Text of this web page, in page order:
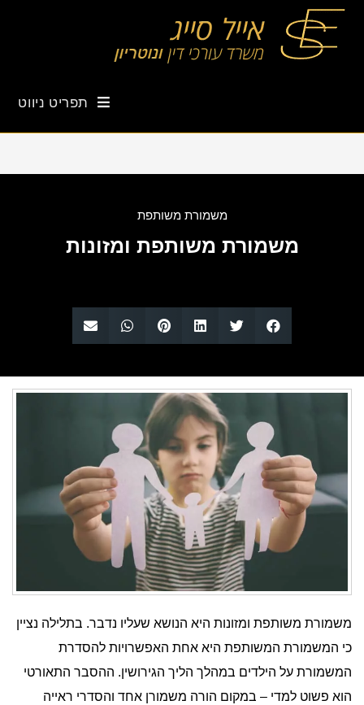
תפריט ניווט
משמורת משותפת
משמורת משותפת ומזונות
משמורת משותפת ומזונות היא הנושא שעליו נדבר. בתלילה נציין
כי המשמורת המשותפת היא אחת האפשרויות להסדרת
המשמורת על הילדים במהלך הליך הגירושין. ההסבר התאורטי
הוא פשוט למדי – במקום הורה משמורן אחד והסדרי ראייה